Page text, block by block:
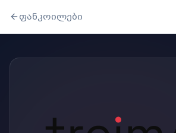
ფანკოილები